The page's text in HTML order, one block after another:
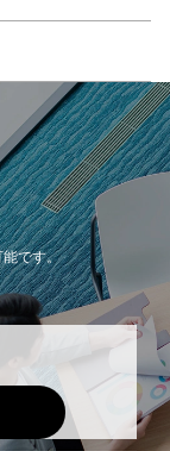
能です。